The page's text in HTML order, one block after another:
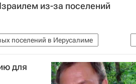
из-за поселений
поселений в Иерусалиме
Азия
Весь мир
для